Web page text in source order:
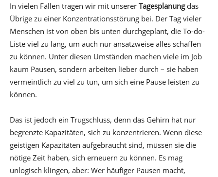
In vielen Fällen tragen wir mit unserer Tagesplanungdas
Übrige zu einer Konzentrationsstörung bei. Der Tag vieler
Menschen ist von oben bis unten durchgeplant, die To-do-
Liste viel zu lang, um auch nur ansatzweise alles schaffen
zu können. Unter diesen Umständen machen viele im Job
kaum Pausen, sondern arbeiten lieber durch – sie haben
vermeintlich zu viel zu tun, um sich eine Pause leisten zu
können.
Das ist jedoch ein Trugschluss, denn das Gehirn hat nur
begrenzte Kapazitäten, sich zu konzentrieren. Wenn diese
geistigen Kapazitäten aufgebraucht sind, müssen sie die
nötige Zeit haben, sich erneuern zu können. Es mag
unlogisch klingen, aber: Wer häufiger Pausen macht,